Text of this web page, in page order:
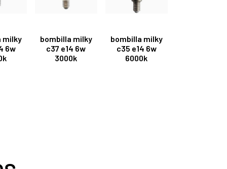
milky
6w
bombilla milky
c37 e14 6w
3000k
bombilla milky
c35 e14 6w
6000k